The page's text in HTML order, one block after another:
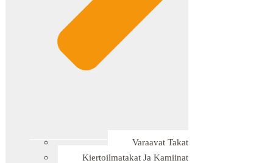
Varaavat Takat
Kiertoilmatakat Ja Kamiinat